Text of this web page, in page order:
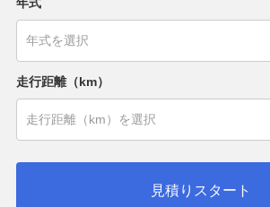
年式
走行距離（km）
見積りスタート